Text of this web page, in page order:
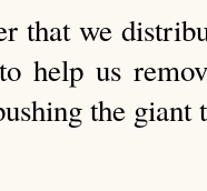
that we
help us
the giant